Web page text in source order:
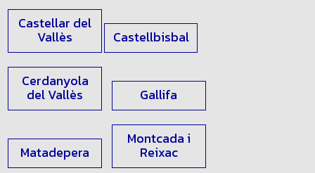
Castellar del
Vallès Castellbisbal
Cerdanyola
del Vallès Gallifa
Montcada i